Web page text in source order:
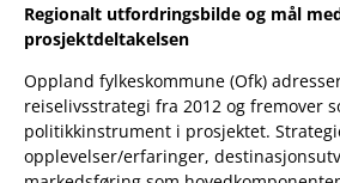
Regionalt utfordringsbilde og mål
prosjektdeltakelsen
Oppland fylkeskommune (Ofk)
reiselivsstrategi fra 2012 og fremover
politikkinstrument i prosjektet.
opplevelser/erfaringer,